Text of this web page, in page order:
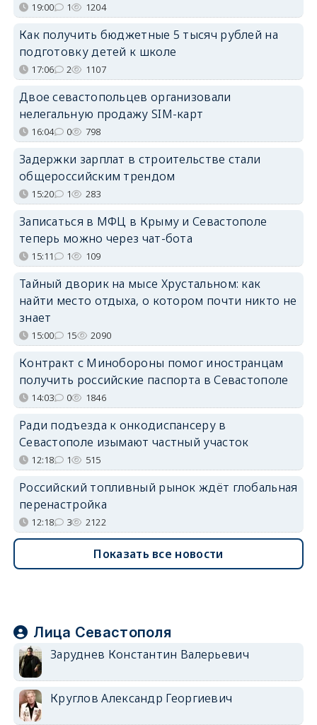
19:00 1 1204
Как получить бюджетные 5 тысяч рублей на
подготовку детей к школе
17:06 2 1107
Двое севастопольцев организовали
нелегальную продажу SIM-карт
16:04 0 798
Задержки зарплат в строительстве стали
общероссийским трендом
15:20 1 283
Записаться в МФЦ в Крыму и Севастополе
теперь можно через чат-бота
15:11 1 109
Тайный дворик на мысе Хрустальном: как
найти место отдыха, о котором почти никто не
знает
15:00 15 2090
Контракт с Минобороны помог иностранцам
получить российские паспорта в Севастополе
14:03 0 1846
Ради подъезда к онкодиспансеру в
Севастополе изымают частный участок
12:18 1 515
Российский топливный рынок ждёт глобальная
перенастройка
12:18 3 2122
Показать все новости
Лица Севастополя
Заруднев Константин Валерьевич
Круглов Александр Георгиевич